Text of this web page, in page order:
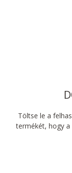
Töltse le a
termékét, hogy